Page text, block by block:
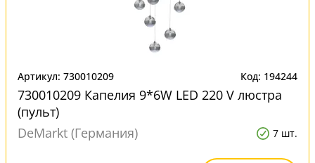
Артикул: 730010209 Код: 194244
730010209 Капелия 9*6W LED 220 V люстра
(пульт)
DeMarkt (Германия)
7 шт.